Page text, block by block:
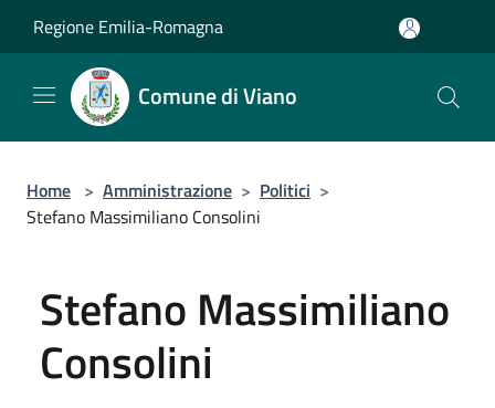
Regione Emilia-Romagna
Comune di Viano
Home > Amministrazione > Politici >
Stefano Massimiliano Consolini
Stefano Massimiliano
Consolini